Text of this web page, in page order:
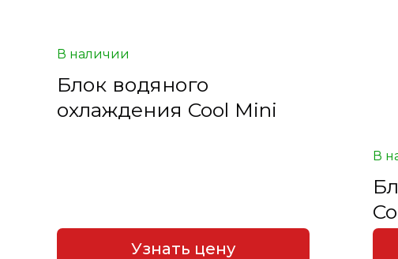
В наличии
Блок водяного
охлаждения Cool Mini
Узнать цену
В